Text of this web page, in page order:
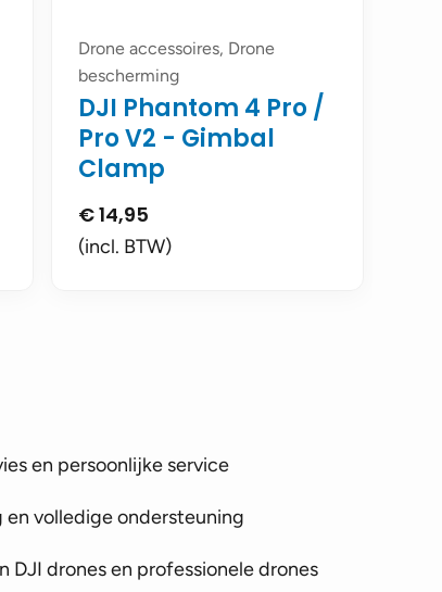
Drone accessoires, Drone
bescherming
DJI Phantom 4 Pro /
Pro V2 - Gimbal
Clamp
€14,95
(incl. BTW)
en persoonlijke service
volledige ondersteuning
DJI drones en professionele drones